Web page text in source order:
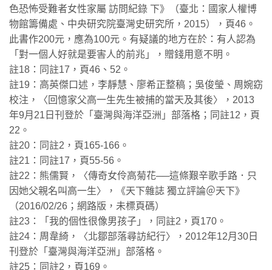
色恐怖受難者女性家屬 訪問紀錄 下》（臺北：國家人權博
物館籌備處、中央研究院臺灣史研究所，2015），頁46。
此書作200元，應為100元。有疑議的地方在於：有人認為
「對一個人好就是要害人的前兆」，贈錢用意不明。
註18：同註17，頁46、52。
註19：高英傑口述，李靜慧、廖希正整稿；吳俊瑩、周婉窈
校注，〈回憶家父高一生先生被捕的當天及其後〉，2013
年9月21日刊登於「臺灣與海洋亞洲」部落格；同註12，頁
22。
註20：同註2，頁165-166。
註21：同註17，頁55-56。
註22：熊儒賢，〈傳奇女伶高菊花──這條艱辛歌手路．只
因她父親名叫高一生〉，《天下雜誌 獨立評論＠天下》
（2016/02/26；網路版，未標頁碼）
註23：「我的個性很像男孩子」，同註2，頁170。
註24：周韋綺，〈北鄒部落尋訪紀行〉，2012年12月30日
刊登於「臺灣與海洋亞洲」部落格。
註25：同註2，頁169。